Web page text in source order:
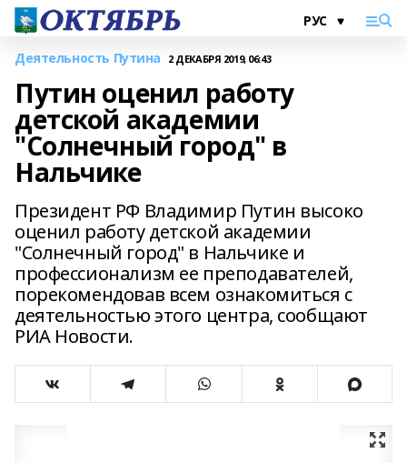
Деятельность Путина 2 ДЕКАБРЯ 2019, 06:43
Путин оценил работу
детской академии
"Солнечный город" в
Нальчике
Президент РФ Владимир Путин высоко
оценил работу детской академии
"Солнечный город" в Нальчике и
профессионализм ее преподавателей,
порекомендовав всем ознакомиться с
деятельностью этого центра, сообщают
РИА Новости.